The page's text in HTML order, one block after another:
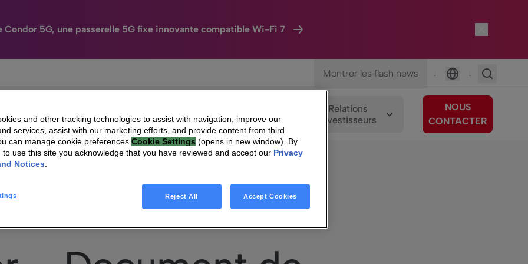
Condor 5G, une passerelle 5G fixe innovante compatible Wi-Fi 7
Montrer les flash news |
Langue
|
HomeSight Industries Entreprise
Engagements
Relations
Investisseurs
NOUS
CONTACTER
and other tracking technologies to assist with navigation, improve our
services, assist with our marketing efforts, and provide content from third
can manage cookie preferences Cookie Settings (opens in new window). By
to use this site you acknowledge that you have reviewed and accept our Privacy
Notices
Reject All Accept Cookies